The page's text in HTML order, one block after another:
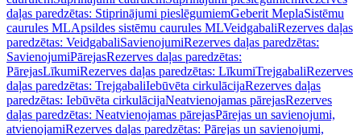
daļas paredzētas: Stiprinājumi pieslēgumiemGeberit MeplaSistēmu
caurules MLApsildes sistēmu caurules MLVeidgabaliRezerves daļas
paredzētas: VeidgabaliSavienojumiRezerves daļas paredzētas:
SavienojumiPārejasRezerves daļas paredzētas:
PārejasLīkumiRezerves daļas paredzētas: LīkumiTrejgabaliRezerves
daļas paredzētas: TrejgabaliIebūvēta cirkulācijaRezerves daļas
paredzētas: Iebūvēta cirkulācijaNeatvienojamas pārejasRezerves
daļas paredzētas: Neatvienojamas pārejasPārejas un savienojumi,
atvienojamiRezerves daļas paredzētas: Pārejas un savienojumi,